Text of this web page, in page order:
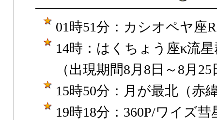
01時51分：カシオペヤ座
14時：はくちょう座κ流
（出現期間8月8日～8月25
15時50分：月が最北（赤緯
19時18分：360P/ワイズ